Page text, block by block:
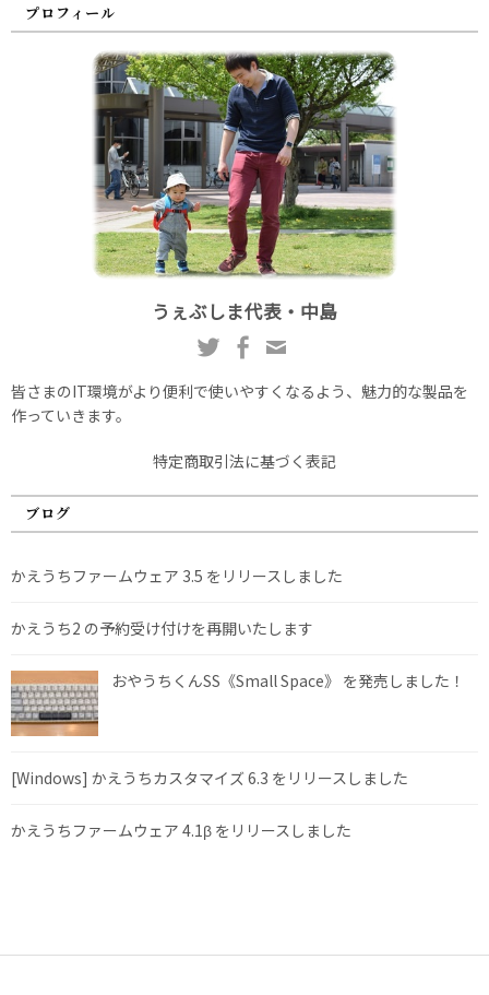
プロフィール
うぇぶしま代表・中島
皆さまのIT環境がより便利で使いやすくなるよう、魅力的な製品を
作っていきます。
特定商取引法に基づく表記
ブログ
かえうちファームウェア 3.5 をリリースしました
かえうち2 の予約受け付けを再開いたします
おやうちくんSS《Small Space》 を発売しました！
[Windows] かえうちカスタマイズ 6.3 をリリースしました
かえうちファームウェア 4.1β をリリースしました